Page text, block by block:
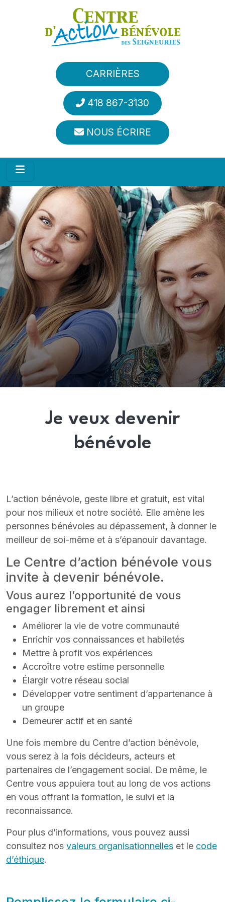
Aller au contenu principal
CARRIÈRES
418 867-3130
NOUS ÉCRIRE
Je veux devenir
bénévole
L’action bénévole, geste libre et gratuit, est vital
pour nos milieux et notre société. Elle amène les
personnes bénévoles au dépassement, à donner le
meilleur de soi-même et à s’épanouir davantage.
Le Centre d’action bénévole vous
invite à devenir bénévole.
Vous aurez l’opportunité de vous
engager librement et ainsi
Améliorer la vie de votre communauté
Enrichir vos connaissances et habiletés
Mettre à profit vos expériences
Accroître votre estime personnelle
Élargir votre réseau social
Développer votre sentiment d’appartenance à
un groupe
Demeurer actif et en santé
Une fois membre du Centre d’action bénévole,
vous serez à la fois décideurs, acteurs et
partenaires de l’engagement social. De même, le
Centre vous appuiera tout au long de vos actions
en vous offrant la formation, le suivi et la
reconnaissance.
Pour plus d’informations, vous pouvez aussi
consultez nos valeurs organisationnelles et le code
d’éthique.